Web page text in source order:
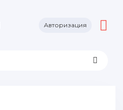
Авторизация